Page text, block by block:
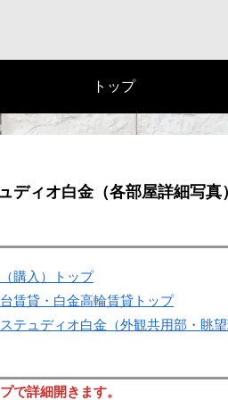
トップ
ディオ白金（各部屋詳細写真
購入）トップ
賃貸・白金高輪賃貸トップ
テュディオ白金（外観共用部・眺
で詳細開きます。